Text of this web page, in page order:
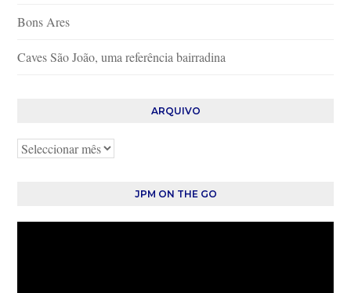
Bons Ares
Caves São João, uma referência bairradina
ARQUIVO
Arquivo
JPM ON THE GO